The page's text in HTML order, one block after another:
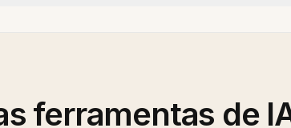
ferramentas de